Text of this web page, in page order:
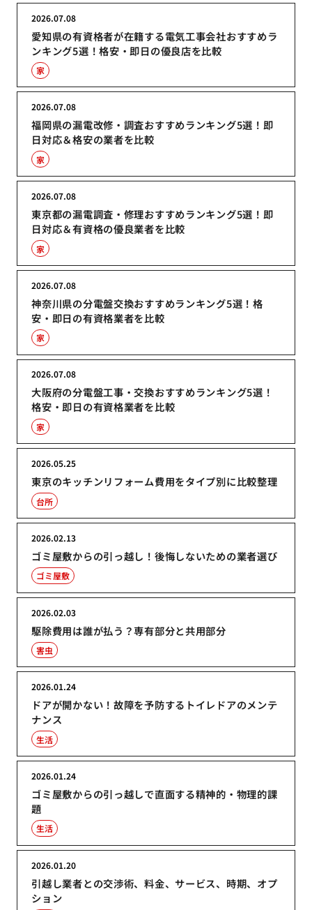
愛知県の有資格者が在籍する電気工事会社おすすめラ
ンキング5選！格安・即日の優良店を比較
2026.07.08
家
福岡県の漏電改修・調査おすすめランキング5選！即
日対応＆格安の業者を比較
2026.07.08
家
東京都の漏電調査・修理おすすめランキング5選！即
日対応＆有資格の優良業者を比較
2026.07.08
家
神奈川県の分電盤交換おすすめランキング5選！格
安・即日の有資格業者を比較
2026.07.08
家
大阪府の分電盤工事・交換おすすめランキング5選！
格安・即日の有資格業者を比較
2026.07.08
家
東京のキッチンリフォーム費用をタイプ別に比較整理
2026.05.25
台所
ゴミ屋敷からの引っ越し！後悔しないための業者選び
2026.02.13
ゴミ屋敷
駆除費用は誰が払う？専有部分と共用部分
2026.02.03
害虫
ドアが開かない！故障を予防するトイレドアのメンテ
ナンス
2026.01.24
生活
ゴミ屋敷からの引っ越しで直面する精神的・物理的課
題
2026.01.24
生活
引越し業者との交渉術、料金、サービス、時期、オプ
ション
2026.01.20